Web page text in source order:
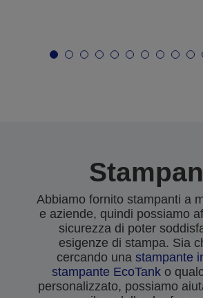
Abbiamo fornito stampanti a
e aziende, quindi possiamo
sicurezza di poter
esigenze di stampa. Sia
cercando una stampante
stampante EcoTank o
personalizzato, possiamo